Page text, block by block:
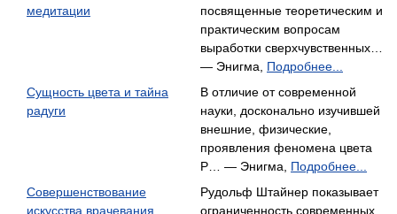
медитации
посвященные теоретическим и
практическим вопросам
выработки сверхчувственных…
— Энигма, Подробнее...
Сущность цвета и тайна
радуги
В отличие от современной
науки, досконально изучившей
внешние, физические,
проявления феномена цвета
Р… — Энигма, Подробнее...
Совершенствование
искусства врачевания
Рудольф Штайнер показывает
ограниченность современных